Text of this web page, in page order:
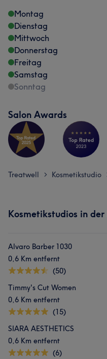
Montag
Dienstag
Mittwoch
Donnerstag
Freitag
Samstag
Sonntag
Salon Awards
Treatwell > Kosmetikstudio
Kosmetikstudios in
Alvaro Barber 1030
0,6 Km entfernt
(50)
Timmy's Cut Women
0,6 Km entfernt
(15)
SIARA AESTHETICS
0,6 Km entfernt
(6)